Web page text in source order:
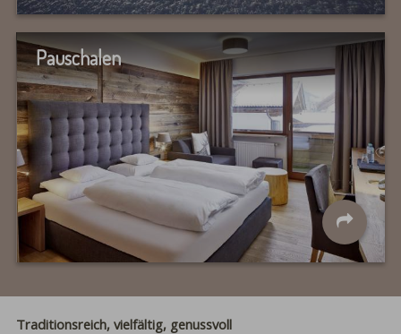
Pauschalen
Traditionsreich, vielfältig, genussvoll